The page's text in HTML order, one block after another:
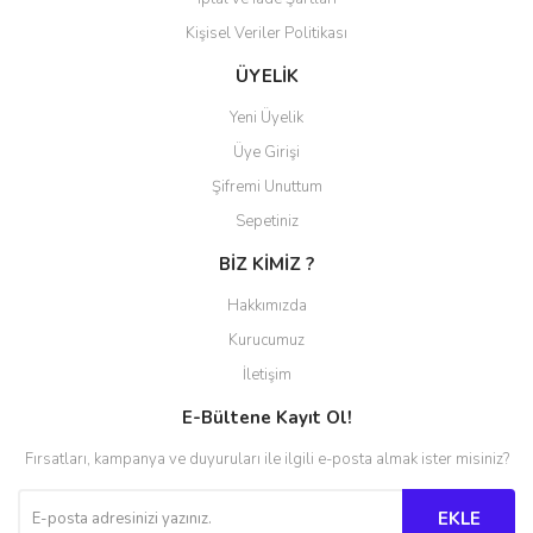
Gönder
Kişisel Veriler Politikası
ÜYELİK
Yeni Üyelik
Üye Girişi
Şifremi Unuttum
Sepetiniz
BİZ KİMİZ ?
Hakkımızda
Kurucumuz
İletişim
E-Bültene Kayıt Ol!
Fırsatları, kampanya ve duyuruları ile ilgili e-posta almak ister misiniz?
EKLE